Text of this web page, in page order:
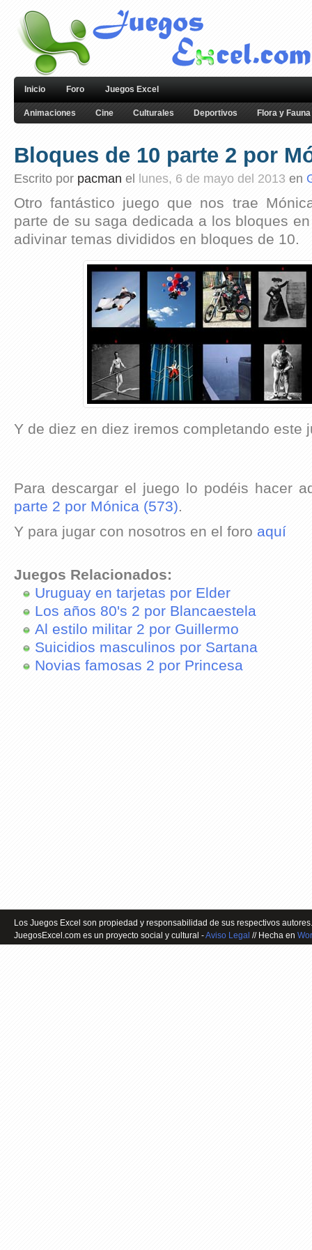
Inicio Foro Juegos Excel
Animaciones Cine Culturales Deportivos Flora y Fauna
Bloques de 10 parte 2 por
Escrito por pacman el lunes, 6 de mayo del 2013 en
Otro fantástico juego que nos trae
parte de su saga dedicada a los bloques
adivinar temas divididos en bloques de 10.
Y de diez en diez iremos completando este
Para descargar el juego lo podéis hacer
parte 2 por Mónica (573).
Y para jugar con nosotros en el foro aquí
Juegos Relacionados:
Uruguay en tarjetas por Elder
Los años 80's 2 por Blancaestela
Al estilo militar 2 por Guillermo
Suicidios masculinos por Sartana
Novias famosas 2 por Princesa
Los Juegos Excel son propiedad y responsabilidad de sus respectivos
JuegosExcel.com es un proyecto social y cultural -Aviso Legal // Hecha en